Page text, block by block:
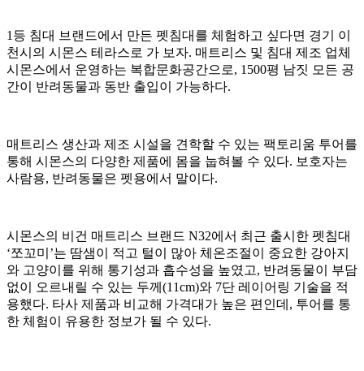
1등 침대 브랜드에서 만든 펫침대를 체험하고 싶다면 경기 이
천시의 시몬스 테라스로 가 보자. 매트리스 및 침대 제조 업체
시몬스에서 운영하는 복합문화공간으로, 1500평 남짓 모든 공
간이 반려동물과 동반 출입이 가능하다.
매트리스 생산과 제조 시설을 견학할 수 있는 팩토리움 투어를
통해 시몬스의 다양한 제품에 몸을 눕혀볼 수 있다. 보호자는
사람용, 반려동물은 펫용에서 말이다.
시몬스의 비건 매트리스 브랜드 N32에서 최근 출시한 펫침대
‘쪼꼬미’는 땀샘이 적고 털이 많아 체온조절이 중요한 강아지
와 고양이를 위해 통기성과 흡수성을 높였고, 반려동물이 부담
없이 오르내릴 수 있는 두께(11cm)와 7단 레이어링 기술을 적
용했다. 타사 제품과 비교해 가격대가 높은 편인데, 투어를 통
한 체험이 유용한 정보가 될 수 있다.